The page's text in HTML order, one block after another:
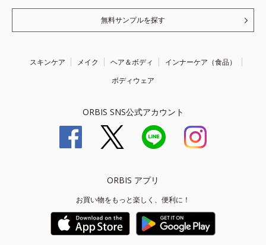
無料サンプルを探す
スキンケア メイク ヘア＆ボディ
インナーケア（食品）
ボディウェア
ORBIS SNS公式アカウント
ORBIS アプリ
お買い物をもっと楽しく、便利に！